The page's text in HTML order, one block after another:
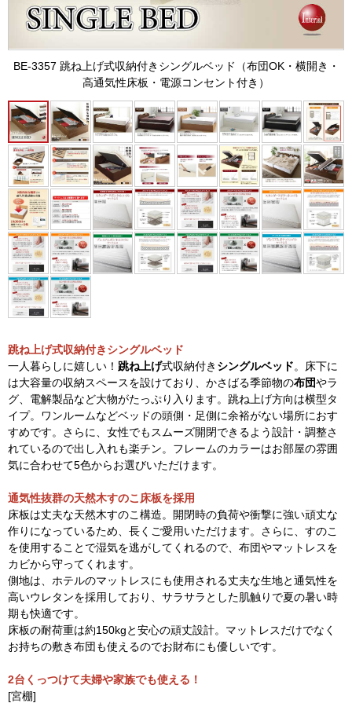
BE-3357 跳ね上げ式収納付きシングルベッド（布団OK・横開き・
高通気性床板・電源コンセント付き）
跳ね上げ式収納付きシングルベッド
一人暮らしに嬉しい！ 跳ね上げ式収納付き シングルベッド。床下に
は大容量の収納スペースを設けており、かさばる季節物の布団やラ
グ、電解製品など大物がたっぷり入ります。跳ね上げ方向は横型タ
イプ。ワンルームなどベッドの頭側・足側に余裕がない場所におす
すめです。さらに、女性でもスムーズ開閉できるよう設計・調整さ
れているので出し入れも楽チン。フレームのカラーはお部屋の雰囲
気に合わせて5色からお選びいただけます。
通気性抜群の天然木すのこ床板を採用
床板は丈夫な天然木すのこ構造。開閉時の負荷や衝撃に強い頑丈な
作りになっているため、長くご愛用いただけます。さらに、すのこ
を使用することで湿気を逃がしてくれるので、布団やマットレスを
カビから守ってくれます。
側地は、ホテルのマットレスにも使用される丈夫な生地と通気性を
高いウレタンを採用しており、サラサラとした肌触りで夏の暑い時
期も快適です。
床板の耐荷重は約150kgと安心の頑丈設計。マットレスだけでなく
お持ちの敷き布団も使えるのでお財布にも優しいです。
2台くっつけて夫婦や家族でも使える！
[宮棚]